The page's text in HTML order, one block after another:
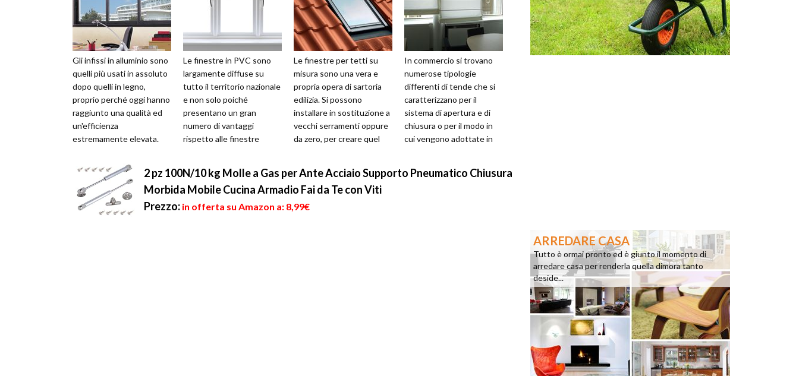
Gli infissi in alluminio sono
quelli più usati in assoluto
dopo quelli in legno,
proprio perché oggi hanno
raggiunto una qualità ed
un'efficienza
estremamente elevata.
Le finestre in PVC sono
largamente diffuse su
tutto il territorio nazionale
e non solo poiché
presentano un gran
numero di vantaggi
rispetto alle finestre
Le finestre per tetti su
misura sono una vera e
propria opera di sartoria
edilizia. Si possono
installare in sostituzione a
vecchi serramenti oppure
da zero, per creare quel
In commercio si trovano
numerose tipologie
differenti di tende che si
caratterizzano per il
sistema di apertura e di
chiusura o per il modo in
cui vengono adottate in
2 pz 100N/10 kg Molle a Gas per Ante Acciaio Supporto Pneumatico Chiusura
Morbida Mobile Cucina Armadio Fai da Te con Viti
Prezzo: in offerta su Amazon a: 8,99€
ARREDARE CASA
Tutto è ormai pronto ed è giunto il momento di
arredare casa per renderla quella dimora tanto
deside...